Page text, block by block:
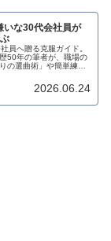
いな30代会社員が
員へ贈る克服ガイド。
50年の筆者が、職場の
の選曲術」や簡単練習
2026.06.24